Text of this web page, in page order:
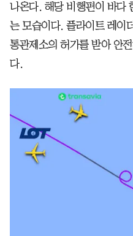
나온다. 해당 비행편이 바다
는 모습이다. 플라이트 레이
통관제소의 허가를 받아 안
다.